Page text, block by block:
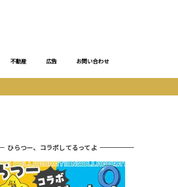
不動産 広告 お問い合わせ
ひらつー、コラボしてるってよ